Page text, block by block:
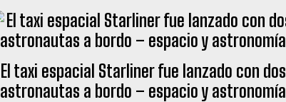
El taxi espacial Starliner fue lanzado con dos
astronautas a bordo – espacio y astronomía